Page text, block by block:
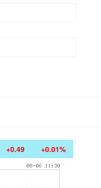
+0.49 +0.01%